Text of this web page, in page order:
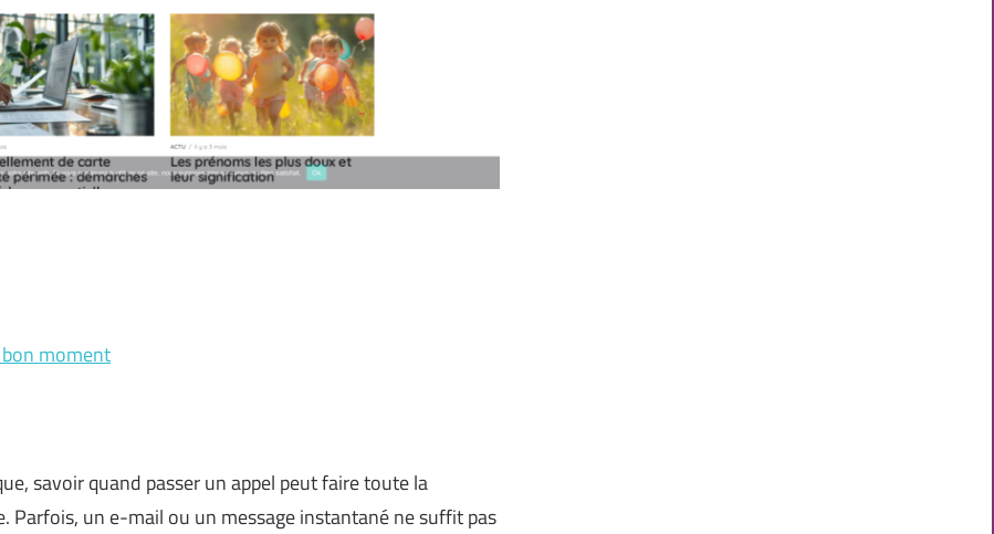
moment
savoir quand passer un appel peut faire toute la
Parfois, un e-mail ou un message instantané ne suffit pas